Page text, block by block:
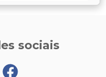
sociais